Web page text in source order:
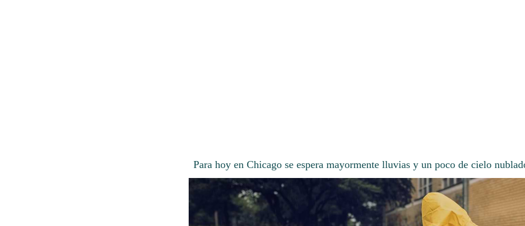
Para hoy en Chicago se espera mayormente lluvias y un poco de cielo